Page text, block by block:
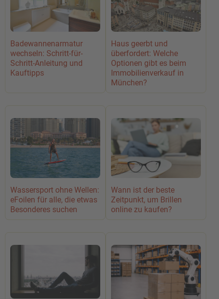
Badewannenarmatur
wechseln: Schritt-für-
Schritt-Anleitung und
Kauftipps
Haus geerbt und
überfordert: Welche
Optionen gibt es beim
Immobilienverkauf in
München?
Wassersport ohne Wellen:
eFoilen für alle, die etwas
Besonderes suchen
Wann ist der beste
Zeitpunkt, um Brillen
online zu kaufen?